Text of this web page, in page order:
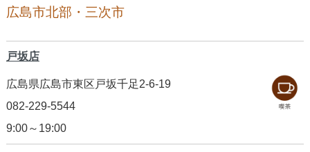
広島市北部・三次市
戸坂店
広島県広島市東区戸坂千足2-6-19
082-229-5544
9:00～19:00